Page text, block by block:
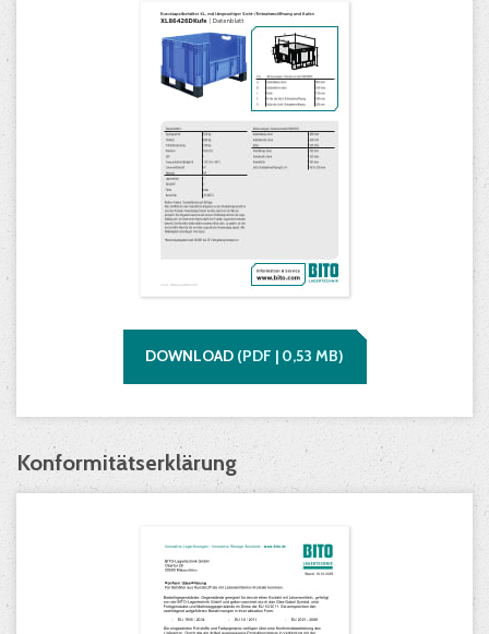
DOWNLOAD (PDF | 0,53 MB)
Konformitätserklärung